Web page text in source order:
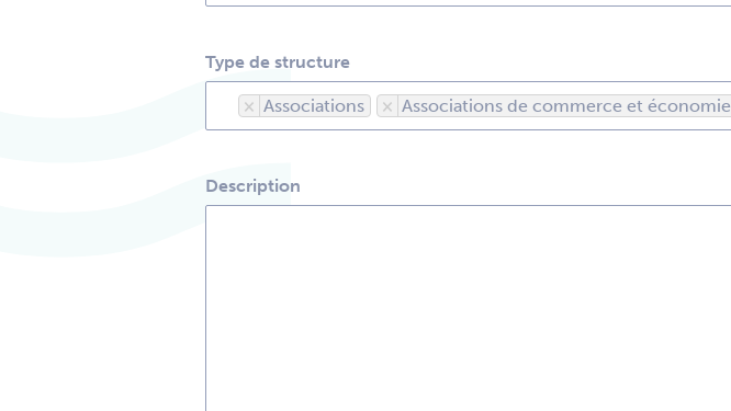
Type de structure
× Associations × Associations de commerce et économie
Description